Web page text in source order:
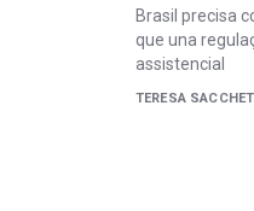
Brasil precisa
que una
assistencial
TERESA